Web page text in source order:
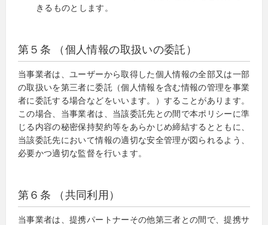
きるものとします。
第５条 （個人情報の取扱いの委託）
当事業者は、ユーザーから取得した個人情報の全部又は一部
の取扱いを第三者に委託（個人情報を含む情報の管理を事業
者に委託する場合などをいいます。）することがあります。
この場合、当事業者は、当該委託先との間で本ポリシーに準
じる内容の秘密保持契約等をあらかじめ締結するとともに、
当該委託先において情報の適切な安全管理が図られるよう、
必要かつ適切な監督を行います。
第６条 （共同利用）
当事業者は、提携パートナーその他第三者との間で、提携サ